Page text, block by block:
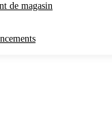
de magasin